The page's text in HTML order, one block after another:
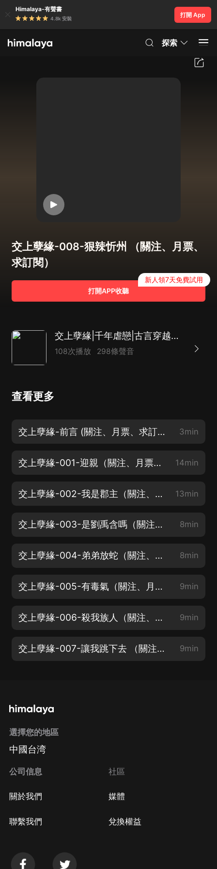
Himalaya-有聲書
4.8k 安裝
打開 App
探索
交上孽緣-008-狠辣忻州 （關注、月票、
求訂閱）
打開APP收聽
新人領7天免費試用
交上孽緣|千年虐戀|古言穿越【精品多播】
108次播放 298條聲音
查看更多
交上孽緣-前言 (關注、月票、求訂閱） 3min
交上孽緣-001-迎親（關注、月票、求訂閱） 14min
交上孽緣-002-我是郡主（關注、月票、求訂閱） 13min
交上孽緣-003-是劉禹含嗎（關注、月票、求訂閱） 8min
交上孽緣-004-弟弟放蛇（關注、月票、求訂閱） 8min
交上孽緣-005-有毒氣（關注、月票、求訂閱） 9min
交上孽緣-006-殺我族人（關注、月票、求訂閱） 9min
交上孽緣-007-讓我跳下去 （關注、月票、求訂閱） 9min
選擇您的地區
中國台湾
公司信息
關於我們
聯繫我們
社區
媒體
兌換權益